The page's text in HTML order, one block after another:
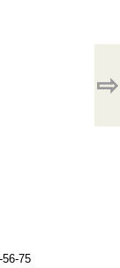
75
⇨